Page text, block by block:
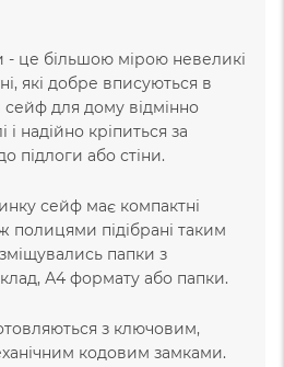
це більшою мірою невеликі
які добре вписуються в
для дому відмінно
надійно кріпиться за
підлоги або стіни.
сейф має компактні
полицями підібрані таким
папки з
А4 формату або папки.
з ключовим,
кодовим замками.